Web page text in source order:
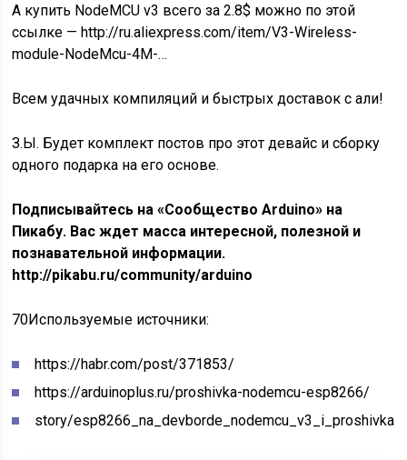
А купить NodeMCU v3 всего за 2.8$ можно по этой
ссылке — http://ru.aliexpress.com/item/V3-Wireless-
module-NodeMcu-4M-…
Всем удачных компиляций и быстрых доставок с али!
З.Ы. Будет комплект постов про этот девайс и сборку
одного подарка на его основе.
Подписывайтесь на «Сообщество Arduino» на
Пикабу. Вас ждет масса интересной, полезной и
познавательной информации.
http://pikabu.ru/community/arduino
70Используемые источники:
https://habr.com/post/371853/
https://arduinoplus.ru/proshivka-nodemcu-esp8266/
story/